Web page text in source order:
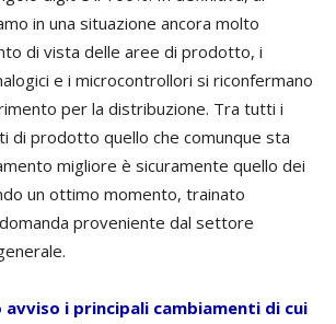
in una situazione ancora molto
di vista delle aree di prodotto, i
e i microcontrollori si riconfermano
per la distribuzione. Tra tutti i
di prodotto quello che comunque sta
migliore è sicuramente quello dei
un ottimo momento, trainato
proveniente dal settore
avviso i principali cambiamenti di cui